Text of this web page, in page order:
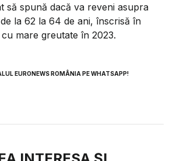
să spună dacă va reveni asupra
la 62 la 64 de ani, înscrisă în
mare greutate în 2023.
EURONEWS ROMÂNIA PE WHATSAPP!